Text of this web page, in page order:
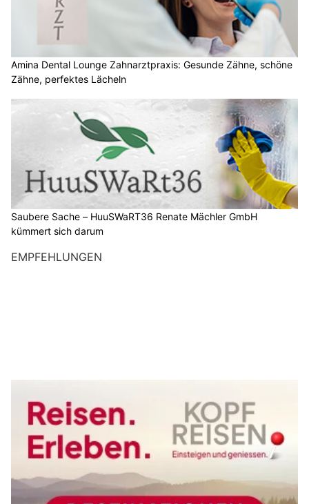
Amina Dental Lounge Zahnarztpraxis: Gesunde Zähne, schöne
Zähne, perfektes Lächeln
Saubere Sache – HuuSWaRT36 Renate Mächler GmbH
kümmert sich darum
EMPFEHLUNGEN